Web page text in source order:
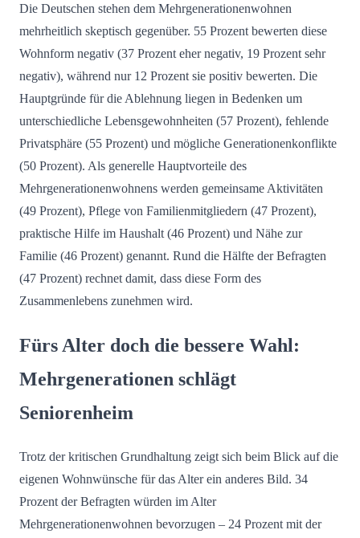
Die Deutschen stehen dem Mehrgenerationenwohnen
mehrheitlich skeptisch gegenüber. 55 Prozent bewerten diese
Wohnform negativ (37 Prozent eher negativ, 19 Prozent sehr
negativ), während nur 12 Prozent sie positiv bewerten. Die
Hauptgründe für die Ablehnung liegen in Bedenken um
unterschiedliche Lebensgewohnheiten (57 Prozent), fehlende
Privatsphäre (55 Prozent) und mögliche Generationenkonflikte
(50 Prozent). Als generelle Hauptvorteile des
Mehrgenerationenwohnens werden gemeinsame Aktivitäten
(49 Prozent), Pflege von Familienmitgliedern (47 Prozent),
praktische Hilfe im Haushalt (46 Prozent) und Nähe zur
Familie (46 Prozent) genannt. Rund die Hälfte der Befragten
(47 Prozent) rechnet damit, dass diese Form des
Zusammenlebens zunehmen wird.
Fürs Alter doch die bessere Wahl:
Mehrgenerationen schlägt
Seniorenheim
Trotz der kritischen Grundhaltung zeigt sich beim Blick auf die
eigenen Wohnwünsche für das Alter ein anderes Bild. 34
Prozent der Befragten würden im Alter
Mehrgenerationenwohnen bevorzugen – 24 Prozent mit der